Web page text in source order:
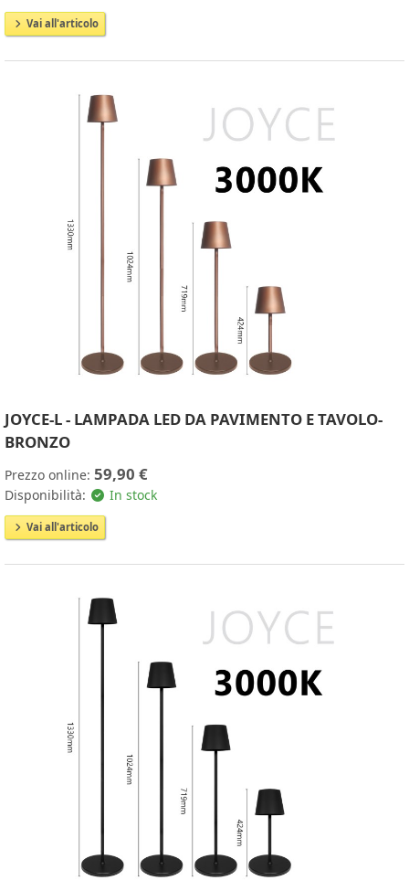
Vai all'articolo
JOYCE-L - LAMPADA LED DA PAVIMENTO E TAVOLO-
BRONZO
Prezzo online: 59,90 €
Disponibilità: In stock
Vai all'articolo